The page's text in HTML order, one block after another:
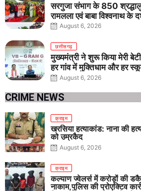
सरगुजा संभाग के 850
रामलला एवं बाबा विश्वनाथ के
August 6, 2026
छत्तीसगढ़
मुख्यमंत्री ने शुरू किया मेरी
हर गांव में मुक्तिधाम और हर
शौचालय
August 6, 2026
CRIME NEWS
क्राइम
खरसिया हत्याकांड: नाना की
को उम्रकैद
August 6, 2026
क्राइम
कल्याण ज्वेलर्स में करोड़ों की
नाकाम,पुलिस की प्रोएक्टिव